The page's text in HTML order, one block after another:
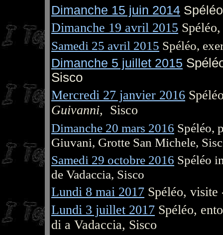
Dimanche 15 juin 2014
Dimanche 19 avril 2015
Samedi 25 avril 2015 Spéléo,
Dimanche 5 juillet 2015
Sisco
Mercredi 27 janvier 2016
Guivanni, Sisco
Dimanche 20 mars 2016 Spéléo,
Giuvani, Grotte San Michele,
Samedi 29 octobre 2016 Spéléo
de Vadaccia, Sisco
Lundi 8 mai 2017 Spéléo, visite
Lundi 3 juillet 2017 Spéléo,
di a Vadaccia, Sisco